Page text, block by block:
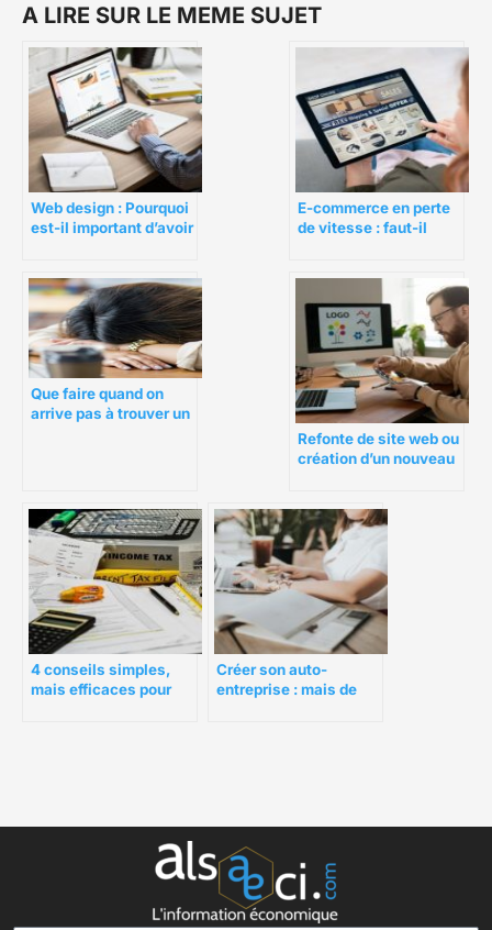
A LIRE SUR LE MEME SUJET
Web design : Pourquoi
est-il important d’avoir
E-commerce en perte
de vitesse : faut-il
Que faire quand on
arrive pas à trouver un
Refonte de site web ou
création d’un nouveau
4 conseils simples,
mais efficaces pour
Créer son auto-
entreprise : mais de